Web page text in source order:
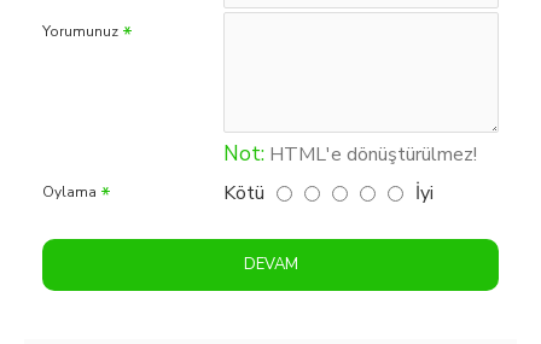
Yorumunuz
Not: HTML'e dönüştürülmez!
Oylama Kötü İyi
DEVAM